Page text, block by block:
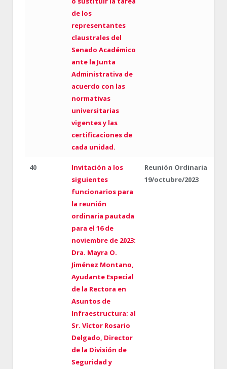
de los
representantes
claustrales del
Senado Académico
ante la Junta
Administrativa de
acuerdo con las
normativas
universitarias
vigentes y las
certificaciones de
cada unidad.
40
Invitación a los
siguientes
funcionarios para
la reunión
ordinaria pautada
para el 16 de
noviembre de 2023:
Dra. Mayra O.
Jiménez Montano,
Ayudante Especial
de la Rectora en
Asuntos de
Infraestructura; al
Sr. Víctor Rosario
Delgado, Director
de la División de
Seguridad y
Reunión Ordinaria
19/octubre/2023